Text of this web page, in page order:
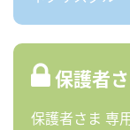
保護者
保護者さま 専